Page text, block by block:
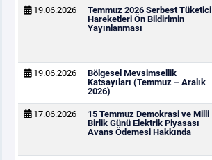
19.06.2026
Temmuz 2026 Serbest Tüketici
Hareketleri Ön Bildirimin
Yayınlanması
19.06.2026
Bölgesel Mevsimsellik
Katsayıları (Temmuz – Aralık
2026)
17.06.2026
15 Temmuz Demokrasi ve Milli
Birlik Günü Elektrik Piyasası
Avans Ödemesi Hakkında